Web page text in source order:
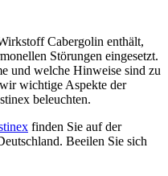
Cabergolin enthält,
Störungen eingesetzt.
und welche Hinweise sind zu
wichtige Aspekte der
beleuchten.
finden Sie auf der
Beeilen Sie sich